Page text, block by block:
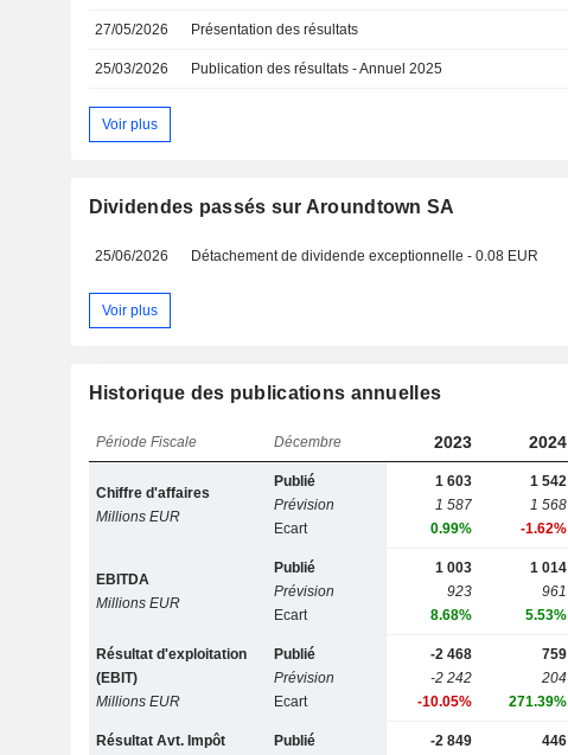
27/05/2026 Présentation des résultats
25/03/2026 Publication des résultats - Annuel 2025
Voir plus
Dividendes passés sur Aroundtown SA
25/06/2026 Détachement de dividende exceptionnelle - 0.08 EUR
Voir plus
Historique des publications annuelles
Période Fiscale Décembre 2023 2024
Chiffre d'affaires
Millions EUR
Publié
Prévision
Ecart
1 603
1 587
0.99%
1 542
1 568
-1.62%
EBITDA
Millions EUR
Publié
Prévision
Ecart
1 003
923
8.68%
1 014
961
5.53%
Résultat d'exploitation
(EBIT)
Millions EUR
Publié
Prévision
Ecart
-2 468
-2 242
-10.05%
759
204
271.39%
Résultat Avt. Impôt
Publié
-2 849
446